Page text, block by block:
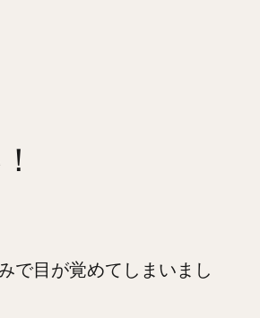
で目が覚めてしまいまし